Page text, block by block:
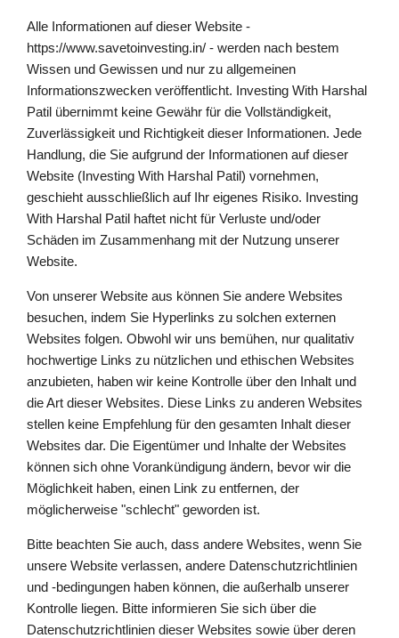
Alle Informationen auf dieser Website -
https://www.savetoinvesting.in/ - werden nach bestem
Wissen und Gewissen und nur zu allgemeinen
Informationszwecken veröffentlicht. Investing With Harshal
Patil übernimmt keine Gewähr für die Vollständigkeit,
Zuverlässigkeit und Richtigkeit dieser Informationen. Jede
Handlung, die Sie aufgrund der Informationen auf dieser
Website (Investing With Harshal Patil) vornehmen,
geschieht ausschließlich auf Ihr eigenes Risiko. Investing
With Harshal Patil haftet nicht für Verluste und/oder
Schäden im Zusammenhang mit der Nutzung unserer
Website.
Von unserer Website aus können Sie andere Websites
besuchen, indem Sie Hyperlinks zu solchen externen
Websites folgen. Obwohl wir uns bemühen, nur qualitativ
hochwertige Links zu nützlichen und ethischen Websites
anzubieten, haben wir keine Kontrolle über den Inhalt und
die Art dieser Websites. Diese Links zu anderen Websites
stellen keine Empfehlung für den gesamten Inhalt dieser
Websites dar. Die Eigentümer und Inhalte der Websites
können sich ohne Vorankündigung ändern, bevor wir die
Möglichkeit haben, einen Link zu entfernen, der
möglicherweise "schlecht" geworden ist.
Bitte beachten Sie auch, dass andere Websites, wenn Sie
unsere Website verlassen, andere Datenschutzrichtlinien
und -bedingungen haben können, die außerhalb unserer
Kontrolle liegen. Bitte informieren Sie sich über die
Datenschutzrichtlinien dieser Websites sowie über deren